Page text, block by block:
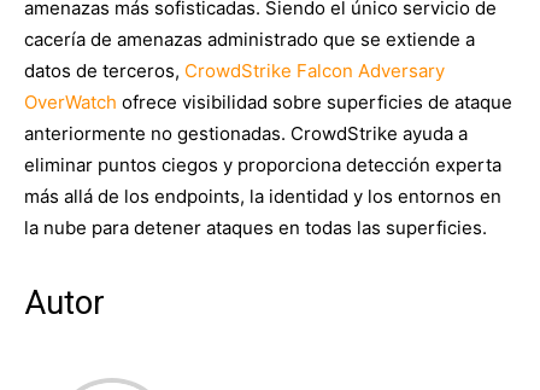
amenazas más sofisticadas. Siendo el único servicio de
cacería de amenazas administrado que se extiende a
datos de terceros, CrowdStrike Falcon Adversary
OverWatch ofrece visibilidad sobre superficies de ataque
anteriormente no gestionadas. CrowdStrike ayuda a
eliminar puntos ciegos y proporciona detección experta
más allá de los endpoints, la identidad y los entornos en
la nube para detener ataques en todas las superficies.
Autor